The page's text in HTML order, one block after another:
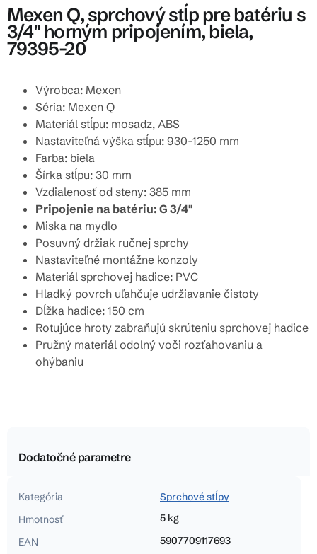
Mexen Q, sprchový stĺp pre batériu s
3/4" horným pripojením, biela,
79395-20
Výrobca: Mexen
Séria: Mexen Q
Materiál stĺpu: mosadz, ABS
Nastaviteľná výška stĺpu: 930-1250 mm
Farba: biela
Šírka stĺpu: 30 mm
Vzdialenosť od steny: 385 mm
Pripojenie na batériu: G 3/4"
Miska na mydlo
Posuvný držiak ručnej sprchy
Nastaviteľné montážne konzoly
Materiál sprchovej hadice: PVC
Hladký povrch uľahčuje udržiavanie čistoty
Dĺžka hadice: 150 cm
Rotujúce hroty zabraňujú skrúteniu sprchovej hadice
Pružný materiál odolný voči rozťahovaniu a
ohýbaniu
Dodatočné parametre
Kategória
Sprchové stĺpy
Hmotnosť
5 kg
EAN
5907709117693